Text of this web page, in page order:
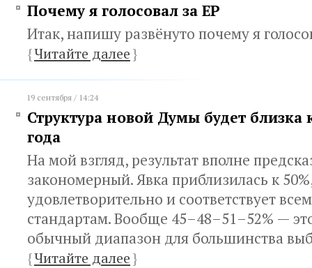
Почему я голосовал за ЕР
Итак, напишу развёнуто почему я
{Читайте далее}
19 сентября / 14:24
Структура новой Думы будет близка
года
На мой взгляд, результат вполне
закономерный. Явка приблизилась к
удовлетворительно и соответствует
стандартам. Вообще 45–48–51–52% —
обычный диапазон для большинства
{Читайте далее}